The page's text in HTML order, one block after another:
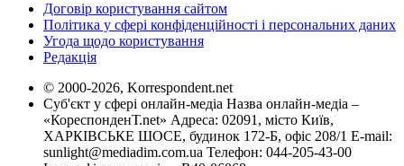
Договір користування сайтом
Політика у сфері конфіденційності і персональних даних
Угода щодо користування
Редакція
© 2000-2026, Korrespondent.net
Суб'єкт у сфері онлайн-медіа Назва онлайн-медіа –
«КореспонденТ.net» Адреса: 02091, місто Київ,
ХАРКІВСЬКЕ ШОСЕ, будинок 172-Б, офіс 208/1 E-mail:
sunlight@mediadim.com.ua Телефон: 044-205-43-00